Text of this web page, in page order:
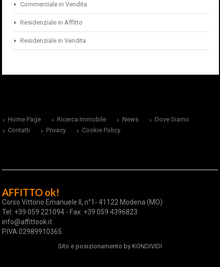
Commerciale in Vendita
Residenziale in Affitto
Residenziale in Vendita
Home Page Ricerca Immobile News
Dove Siamo
Contatti
Privacy Cookie Policy
AFFITTO ok!
Corso Vittorio Emanuele II, n°1- 41122 Modena (MO)
Tel: +39 059 221094 - Fax: +39 059 4396823
info@affittook.it
P.IVA 02989910365
Sito e posizionamento by KONDIVIDI